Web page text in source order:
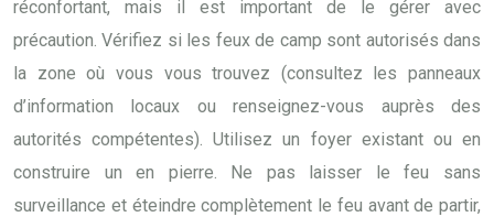
réconfortant, mais il est important de le gérer avec
précaution. Vérifiez si les feux de camp sont autorisés dans
la zone où vous vous trouvez (consultez les panneaux
d’information locaux ou renseignez-vous auprès des
autorités compétentes). Utilisez un foyer existant ou en
construire un en pierre. Ne pas laisser le feu sans
surveillance et éteindre complètement le feu avant de partir,